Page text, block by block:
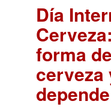
Día
forma
cerveza